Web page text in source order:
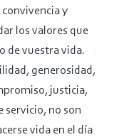
y
los valores que
de vuestra vida.
generosidad,
justicia,
servicio, no son
vida en el día